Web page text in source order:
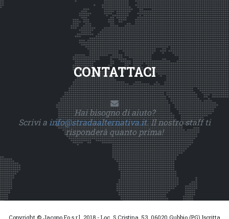
CONTATTACI
Hai bisogno di aiuto?
Scrivi a info@stradaalternativa.it. Il nostro staff ti
risponderà quanto prima!
Copyright © Jacopo Fo s.r.l. 2018 - Loc. S.Cristina, 53, 06020 Gubbio (PG) Iscritta